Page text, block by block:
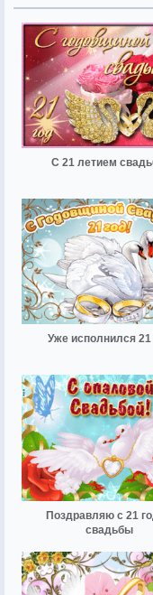
С 21 летием
Уже исполнился 21
Поздравляю с 21
свадьбы